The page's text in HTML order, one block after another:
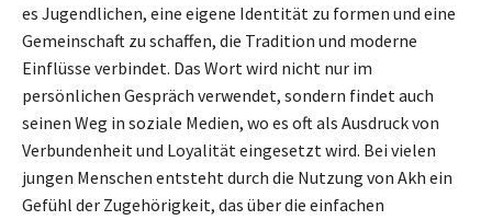
es Jugendlichen, eine eigene Identität zu formen und eine
Gemeinschaft zu schaffen, die Tradition und moderne
Einflüsse verbindet. Das Wort wird nicht nur im
persönlichen Gespräch verwendet, sondern findet auch
seinen Weg in soziale Medien, wo es oft als Ausdruck von
Verbundenheit und Loyalität eingesetzt wird. Bei vielen
jungen Menschen entsteht durch die Nutzung von Akh ein
Gefühl der Zugehörigkeit, das über die einfachen